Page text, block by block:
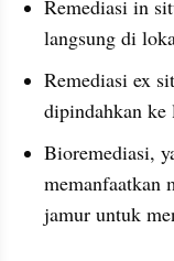
Remediasi in
langsung di
Remediasi ex
dipindahkan
Bioremediasi,
memanfaatkan
jamur untuk